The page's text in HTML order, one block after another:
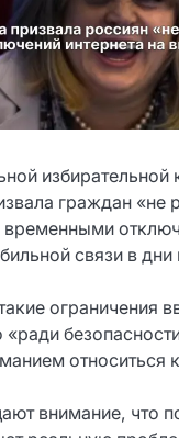
граждан «не
связи в
ограничения
«ради
относиться
внимание, что